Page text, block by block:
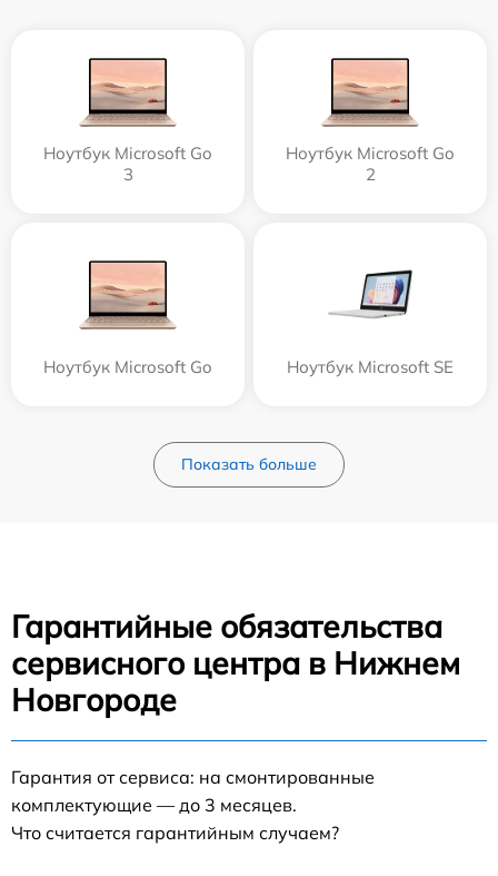
Ноутбук Microsoft Go
3
Ноутбук Microsoft Go
2
Ноутбук Microsoft Go Ноутбук Microsoft SE
Показать больше
Гарантийные обязательства
сервисного центра в Нижнем
Новгороде
Гарантия от сервиса: на смонтированные
комплектующие — до 3 месяцев.
Что считается гарантийным случаем?